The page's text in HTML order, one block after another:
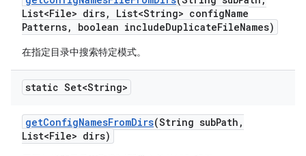
List<File> dirs, List<String> configName
Patterns, boolean includeDuplicateFileNames)
在指定目录中搜索特定模式。
static Set<String>
getConfigNamesFromDirs(String subPath ,
List<File> dirs)